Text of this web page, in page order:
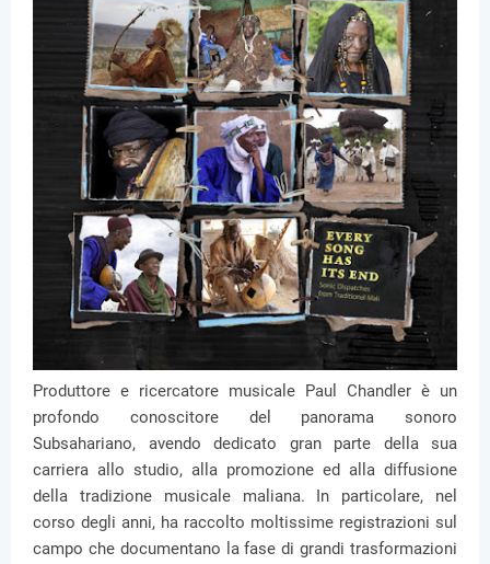
Produttore e ricercatore musicale Paul Chandler è un
profondo conoscitore del panorama sonoro
Subsahariano, avendo dedicato gran parte della sua
carriera allo studio, alla promozione ed alla diffusione
della tradizione musicale maliana. In particolare, nel
corso degli anni, ha raccolto moltissime registrazioni sul
campo che documentano la fase di grandi trasformazioni